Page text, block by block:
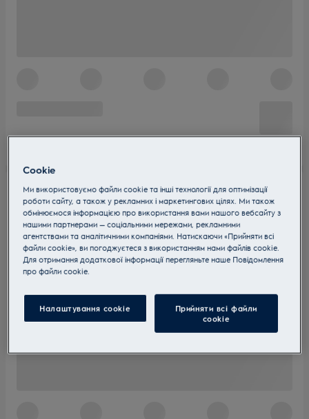
Cookie
Ми використовуємо файли cookie та інші технології для оптимізації
роботи сайту, а також у рекламних і маркетингових цілях. Ми також
обмінюємося інформацією про використання вами нашого вебсайту з
нашими партнерами — соціальними мережами, рекламними
агентствами та аналітичними компаніями. Натискаючи «Прийняти всі
файли cookie», ви погоджуєтеся з використанням нами файлів cookie.
Для отримання додаткової інформації перегляньте наше Пoвідомлення
прo файли cookie.
Налаштування cookie
Прийняти всі файли
сookie